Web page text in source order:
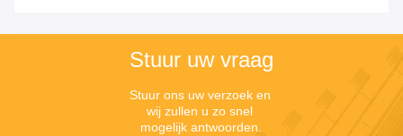
Stuur uw vraag
Stuur ons uw verzoek en
wij zullen u zo snel
mogelijk antwoorden.